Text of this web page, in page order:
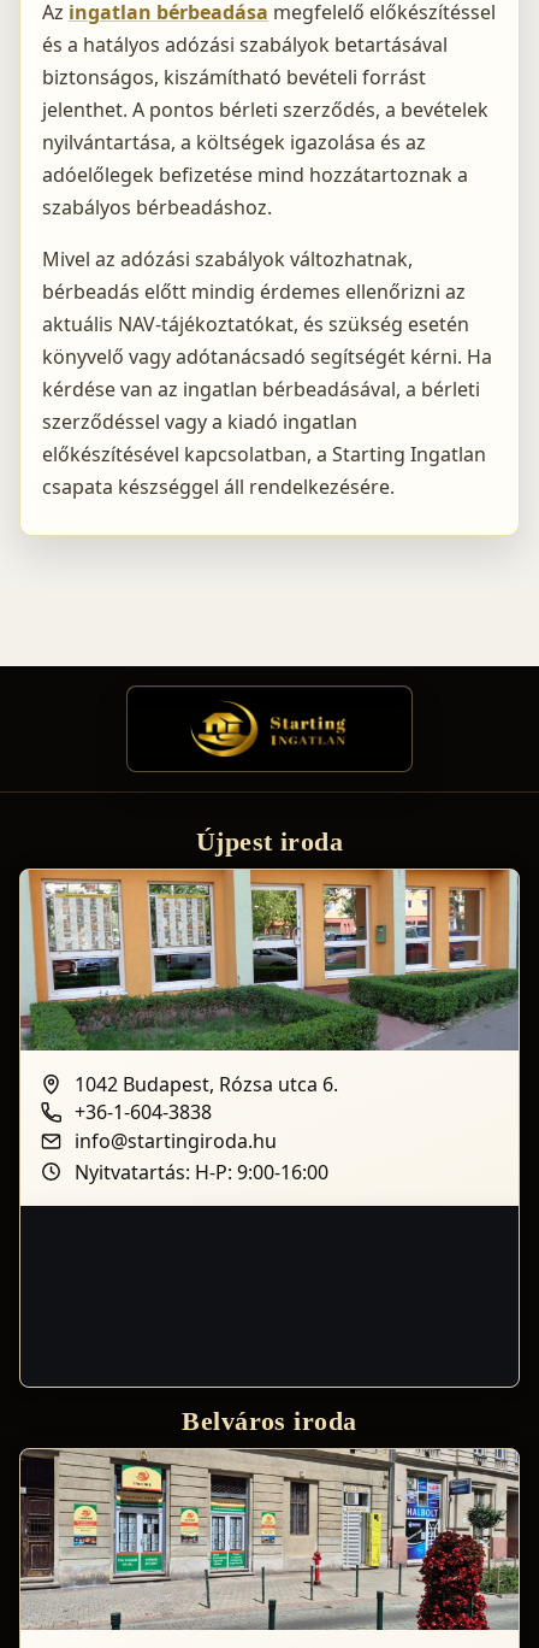
Az ingatlan bérbeadása megfelelő előkészítéssel
és a hatályos adózási szabályok betartásával
biztonságos, kiszámítható bevételi forrást
jelenthet. A pontos bérleti szerződés, a bevételek
nyilvántartása, a költségek igazolása és az
adóelőlegek befizetése mind hozzátartoznak a
szabályos bérbeadáshoz.
Mivel az adózási szabályok változhatnak,
bérbeadás előtt mindig érdemes ellenőrizni az
aktuális NAV-tájékoztatókat, és szükség esetén
könyvelő vagy adótanácsadó segítségét kérni. Ha
kérdése van az ingatlan bérbeadásával, a bérleti
szerződéssel vagy a kiadó ingatlan
előkészítésével kapcsolatban, a Starting Ingatlan
csapata készséggel áll rendelkezésére.
Újpest iroda
1042 Budapest, Rózsa utca 6.
+36-1-604-3838
info@startingiroda.hu
Nyitvatartás: H-P: 9:00-16:00
Belváros iroda